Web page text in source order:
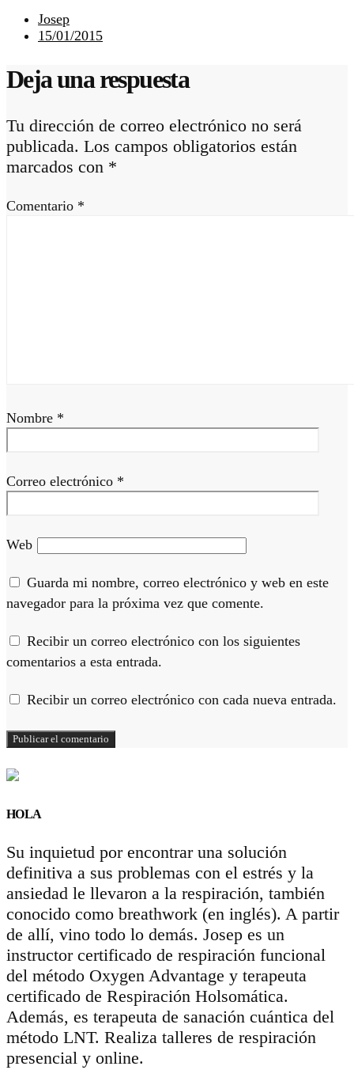
Josep
15/01/2015
Deja una respuesta
Tu dirección de correo electrónico no será
publicada. Los campos obligatorios están
marcados con *
Comentario *
Nombre *
Correo electrónico *
Web
Guarda mi nombre, correo electrónico y web en este
navegador para la próxima vez que comente.
Recibir un correo electrónico con los siguientes
comentarios a esta entrada.
Recibir un correo electrónico con cada nueva entrada.
HOLA
Su inquietud por encontrar una solución
definitiva a sus problemas con el estrés y la
ansiedad le llevaron a la respiración, también
conocido como breathwork (en inglés). A partir
de allí, vino todo lo demás. Josep es un
instructor certificado de respiración funcional
del método Oxygen Advantage y terapeuta
certificado de Respiración Holsomática.
Además, es terapeuta de sanación cuántica del
método LNT. Realiza talleres de respiración
presencial y online.